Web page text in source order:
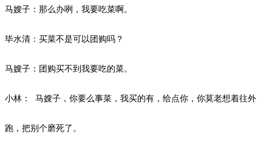
马嫂子：那么办咧，我要吃菜啊。
毕水清：买菜不是可以团购吗？
马嫂子：团购买不到我要吃的菜。
小林： 马嫂子，你要么事菜，我买的有，给点你，你莫老想着往外
跑，把别个磨死了。